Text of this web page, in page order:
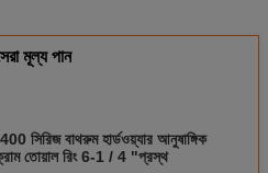
মূল্য পান
সিরিজ বাথরুম হার্ডওয়্যার আনুষাঙ্গিক
তোয়াল রিং 6-1 / 4 "প্রস্থ